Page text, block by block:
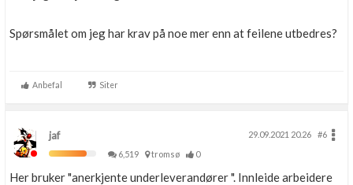
Spørsmålet om jeg har krav på noe mer enn at feilene utbedres?
Anbefal Siter
jaf 29.09.2021 20.26
#6
6,519
tromsø 0
Her bruker "anerkjente underleverandører ". Innleide arbeidere